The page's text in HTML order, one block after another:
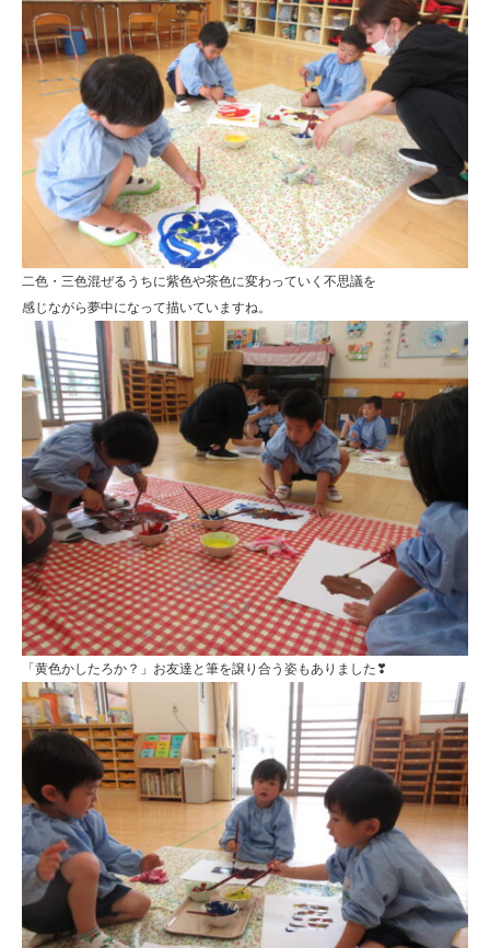
二色・三色混ぜるうちに紫色や茶色に変わっていく不思議を
感じながら夢中になって描いていますね。
「黄色かしたろか？」お友達と筆を譲り合う姿もありました❣